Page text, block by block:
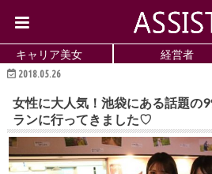
キャリア美女 経営者
2018.05.26
女性に大人気！池袋にある話題の
ランに行ってきました♡